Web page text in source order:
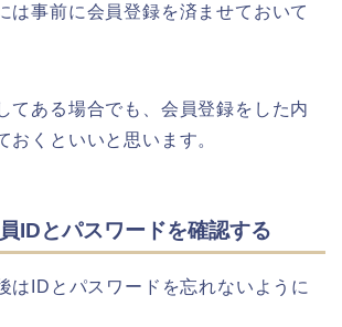
は事前に会員登録を済ませておいて
てある場合でも、会員登録をした内
おくといいと思います。
IDとパスワードを確認する
はIDとパスワードを忘れないように